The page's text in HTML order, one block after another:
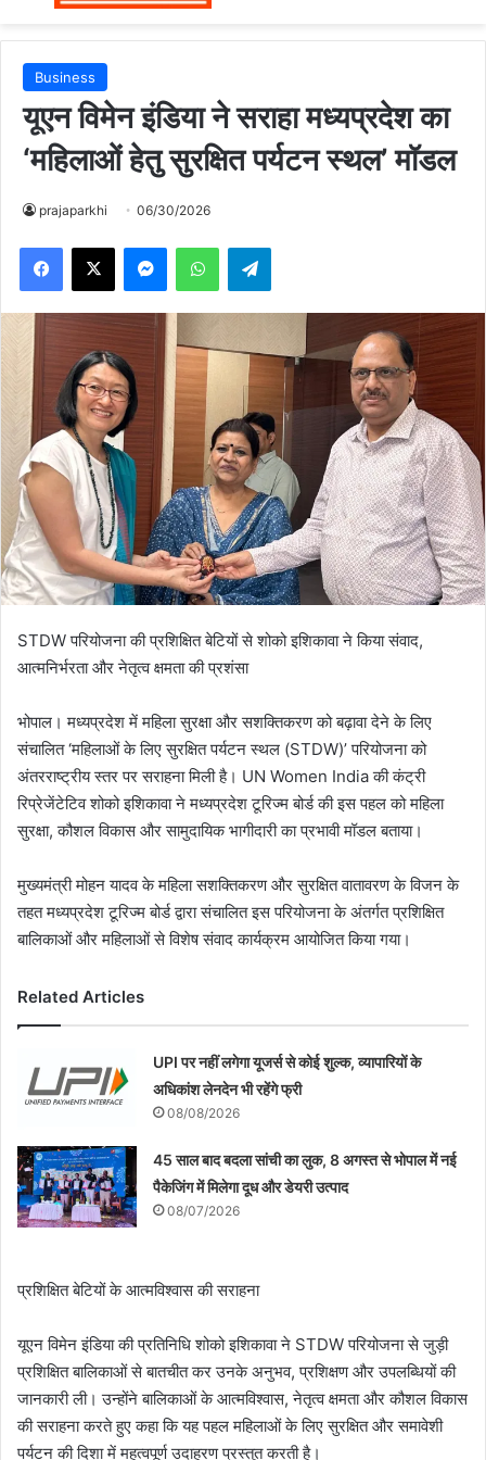
Business
यूएन विमेन इंडिया ने सराहा मध्यप्रदेश का
‘महिलाओं हेतु सुरक्षित पर्यटन स्थल’ मॉडल
prajaparkhi 06/30/2026
MessengerWhatsAppTelegram
STDW परियोजना की प्रशिक्षित बेटियों से शोको इशिकावा ने किया संवाद,
आत्मनिर्भरता और नेतृत्व क्षमता की प्रशंसा
भोपाल। मध्यप्रदेश में महिला सुरक्षा और सशक्तिकरण को बढ़ावा देने के लिए
संचालित ‘महिलाओं के लिए सुरक्षित पर्यटन स्थल (STDW)’ परियोजना को
अंतरराष्ट्रीय स्तर पर सराहना मिली है। UN Women India की कंट्री
रिप्रेजेंटेटिव शोको इशिकावा ने मध्यप्रदेश टूरिज्म बोर्ड की इस पहल को महिला
सुरक्षा, कौशल विकास और सामुदायिक भागीदारी का प्रभावी मॉडल बताया।
मुख्यमंत्री मोहन यादव के महिला सशक्तिकरण और सुरक्षित वातावरण के विजन के
तहत मध्यप्रदेश टूरिज्म बोर्ड द्वारा संचालित इस परियोजना के अंतर्गत प्रशिक्षित
बालिकाओं और महिलाओं से विशेष संवाद कार्यक्रम आयोजित किया गया।
Related Articles
UPI पर नहीं लगेगा यूजर्स से कोई शुल्क, व्यापारियों के
अधिकांश लेनदेन भी रहेंगे फ्री
08/08/2026
45 साल बाद बदला सांची का लुक, 8 अगस्त से भोपाल में नई
पैकेजिंग में मिलेगा दूध और डेयरी उत्पाद
08/07/2026
प्रशिक्षित बेटियों के आत्मविश्वास की सराहना
यूएन विमेन इंडिया की प्रतिनिधि शोको इशिकावा ने STDW परियोजना से जुड़ी
प्रशिक्षित बालिकाओं से बातचीत कर उनके अनुभव, प्रशिक्षण और उपलब्धियों की
जानकारी ली। उन्होंने बालिकाओं के आत्मविश्वास, नेतृत्व क्षमता और कौशल विकास
की सराहना करते हुए कहा कि यह पहल महिलाओं के लिए सुरक्षित और समावेशी
पर्यटन की दिशा में महत्वपूर्ण उदाहरण प्रस्तुत करती है।